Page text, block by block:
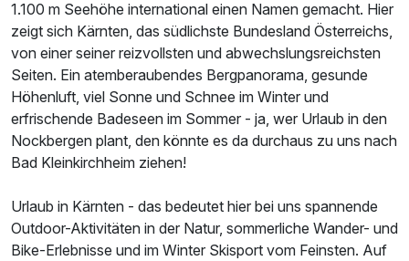
1.100 m Seehöhe international einen Namen gemacht. Hier
zeigt sich Kärnten, das südlichste Bundesland Österreichs,
von einer seiner reizvollsten und abwechslungsreichsten
Seiten. Ein atemberaubendes Bergpanorama, gesunde
Höhenluft, viel Sonne und Schnee im Winter und
erfrischende Badeseen im Sommer - ja, wer Urlaub in den
Nockbergen plant, den könnte es da durchaus zu uns nach
Bad Kleinkirchheim ziehen!
Urlaub in Kärnten - das bedeutet hier bei uns spannende
Outdoor-Aktivitäten in der Natur, sommerliche Wander- und
Bike-Erlebnisse und im Winter Skisport vom Feinsten. Auf